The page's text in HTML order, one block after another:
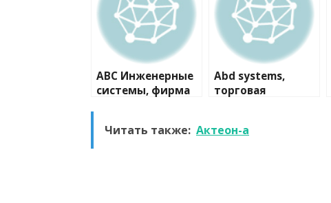
ABC Инженерные
системы, фирма
Abd systems,
торговая
Читать также: Актеон-а